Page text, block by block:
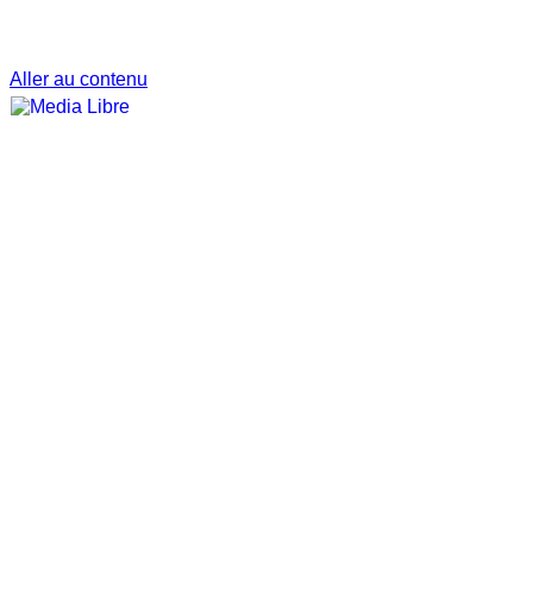
Aller au contenu